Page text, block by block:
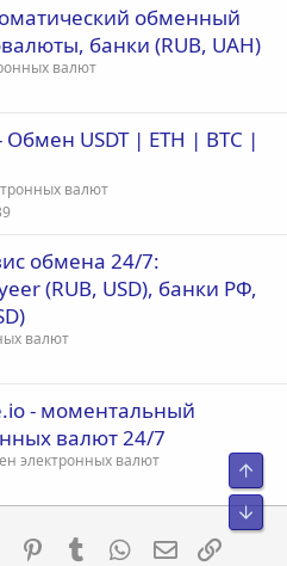
обменный
банки (RUB, UAH)
валют
USDT | ETH | BTC |
валют
обмена 24/7:
(RUB, USD), банки РФ,
валют
- моментальный
валют 24/7
электронных валют
Reddit PinterestTumblr WhatsApp